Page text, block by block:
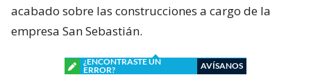
acabado sobre las construcciones a cargo de la
empresa San Sebastián.
¿ENCONTRASTE UN
ERROR?
AVÍSANOS